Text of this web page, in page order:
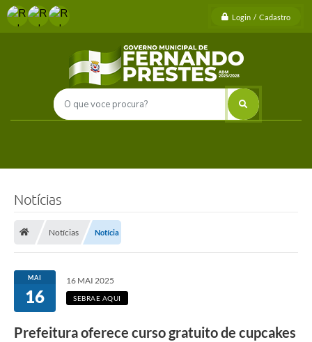
Login / Cadastro
Notícias
Notícias Notícia
MAI
16
16 MAI 2025
SEBRAE AQUI
Prefeitura oferece curso gratuito de cupcakes